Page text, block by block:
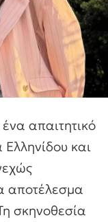
απαιτητικό
και
αποτέλεσμα
σκηνοθεσία